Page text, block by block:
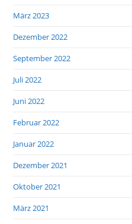
März 2023
Dezember 2022
September 2022
Juli 2022
Juni 2022
Februar 2022
Januar 2022
Dezember 2021
Oktober 2021
März 2021